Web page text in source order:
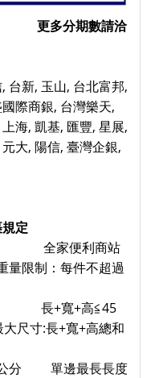
更多分期數請洽
台新, 玉山, 台北富邦,
際商銀, 台灣樂天,
海, 凱基, 匯豐, 星展,
大, 陽信, 臺灣企銀,
貨規定
範 全家便利商站
制：每件不超過
長+寬+高≦45
寸:長+寬+高總和
公分 單邊最長長度